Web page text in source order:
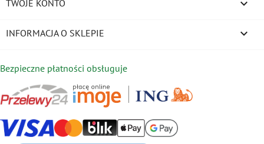
TWOJE KONTO 
INFORMACJA O SKLEPIE keyboard_arrow_down
Bezpieczne płatności obsługuje